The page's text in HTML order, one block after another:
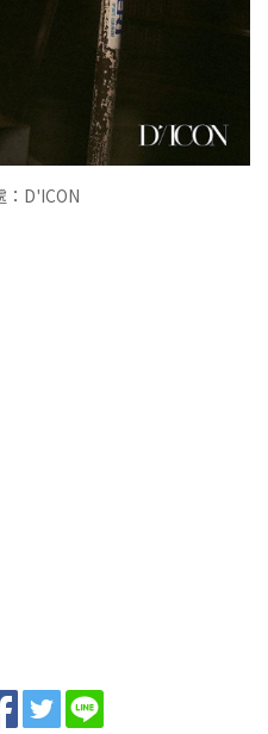
：D'ICON